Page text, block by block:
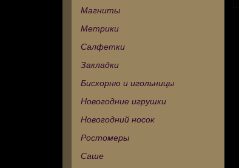
Магниты
Метрики
Салфетки
Закладки
Бискорню и игольницы
Новогодние игрушки
Новогодний носок
Ростомеры
Саше